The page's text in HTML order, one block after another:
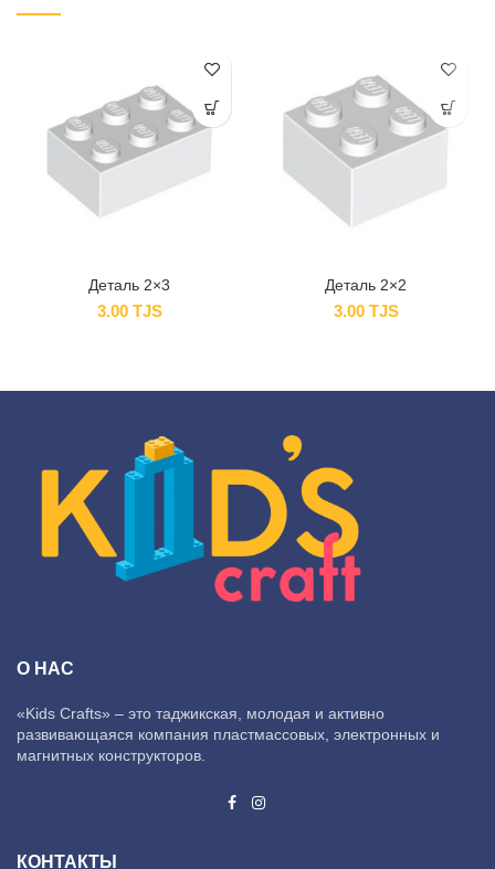
Деталь 2×3
3.00 TJS
Деталь 2×2
3.00 TJS
О НАС
«Kids Crafts» – это таджикская, молодая и активно
развивающаяся компания пластмассовых, электронных и
магнитных конструкторов.
КОНТАКТЫ